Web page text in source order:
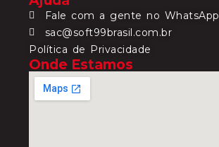
Fale com a gente no WhatsApp
sac@soft99brasil.com.br
Política de Privacidade
Onde Estamos